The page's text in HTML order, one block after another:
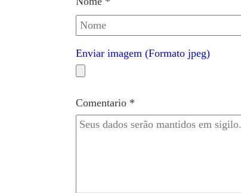
Enviar imagem (Formato jpeg)
Comentario *